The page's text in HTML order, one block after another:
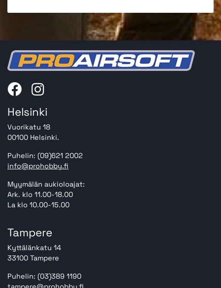
Helsinki
Vuorikatu 18
00100 Helsinki.
Puhelin: (09)621 2002
info@prohobby.fi
Myymälän aukioloajat:
Ark. klo 11.00-18.00
La klo 10.00-15.00
Tampere
Kyttälänkatu 14
33100 Tampere
Puhelin: (03)389 1190